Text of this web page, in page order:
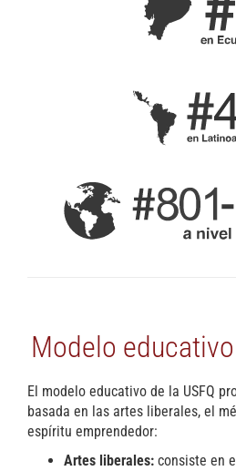
Modelo
El modelo educativo de la USFQ
basada en las artes liberales, el
espíritu emprendedor:
Artes liberales: consiste en